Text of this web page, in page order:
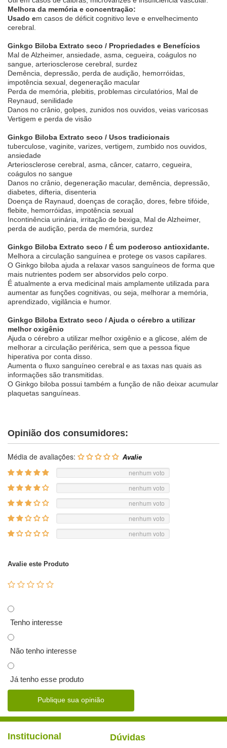
Melhora da memória e concentração:
Usado em casos de déficit cognitivo leve e envelhecimento
cerebral.
Ginkgo Biloba Extrato seco / Propriedades e Benefícios
Mal de Alzheimer, ansiedade, asma, cegueira, coágulos no
sangue, arteriosclerose cerebral, surdez
Demência, depressão, perda de audição, hemorróidas,
impotência sexual, degeneração macular
Perda de memória, plebitis, problemas circulatórios, Mal de
Reynaud, senilidade
Danos no crânio, golpes, zunidos nos ouvidos, veias varicosas
Vertigem e perda de visão
Ginkgo Biloba Extrato seco / Usos tradicionais
tuberculose, vaginite, varizes, vertigem, zumbido nos ouvidos,
ansiedade
Arteriosclerose cerebral, asma, câncer, catarro, cegueira,
coágulos no sangue
Danos no crânio, degeneração macular, demência, depressão,
diabetes, difteria, disenteria
Doença de Raynaud, doenças de coração, dores, febre tifóide,
flebite, hemorróidas, impotência sexual
Incontinência urinária, irritação de bexiga, Mal de Alzheimer,
perda de audição, perda de memória, surdez
Ginkgo Biloba Extrato seco / É um poderoso antioxidante.
Melhora a circulação sanguínea e protege os vasos capilares.
O Ginkgo biloba ajuda a relaxar vasos sanguíneos de forma que
mais nutrientes podem ser absorvidos pelo corpo.
É atualmente a erva medicinal mais amplamente utilizada para
aumentar as funções cognitivas, ou seja, melhorar a memória,
aprendizado, vigilância e humor.
Ginkgo Biloba Extrato seco / Ajuda o cérebro a utilizar
melhor oxigênio
Ajuda o cérebro a utilizar melhor oxigênio e a glicose, além de
melhorar a circulação periférica, sem que a pessoa fique
hiperativa por conta disso.
Aumenta o fluxo sanguíneo cerebral e as taxas nas quais as
informações são transmitidas.
O Ginkgo biloba possui também a função de não deixar acumular
plaquetas sanguíneas.
Opinião dos consumidores:
Média de avaliações:
nenhum voto
nenhum voto
nenhum voto
nenhum voto
nenhum voto
Avalie este Produto
Tenho interesse
Não tenho interesse
Já tenho esse produto
Publique sua opinião
Institucional Dúvidas